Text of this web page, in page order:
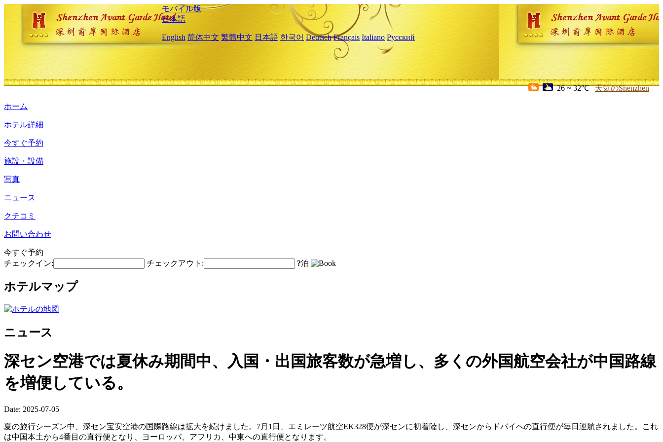
モバイル版
日本語
English 简体中文 繁體中文 日本語 한국어 Deutsch Français Italiano Русский
26 ~ 32℃ 天気のShenzhen
ホーム
ホテル詳細
今すぐ予約
施設・設備
写真
ニュース
クチコミ
お問い合わせ
今すぐ予約
チェックイン:
チェックアウト: ?泊
ホテルマップ
ニュース
深セン空港では夏休み期間中、入国・出国旅客数が急増し、多くの外国航空会社が中国路線
を増便している。
Date: 2025-07-05
夏の旅行シーズン中、深セン宝安空港の国際路線は拡大を続けました。7月1日、エミレーツ航空EK328便が深センに初着陸し、深センからドバイへの直行便が毎日運航されました。これ
は中国本土から4番目の直行便となり、ヨーロッパ、アフリカ、中東への直行便となります。